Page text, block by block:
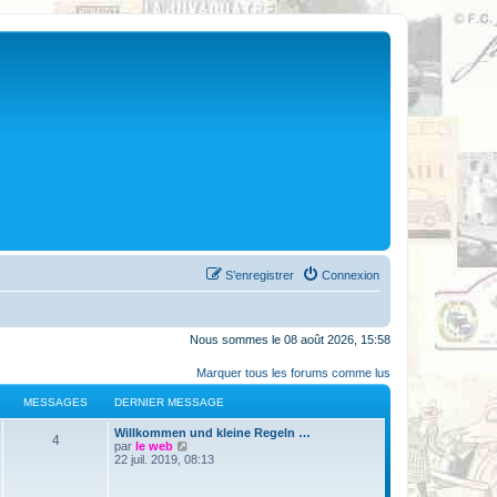
Connexion
S’enregistrer
Nous sommes le 08 août 2026, 15:58
Marquer tous les forums comme lus
MESSAGES DERNIER MESSAGE
4
Willkommen und kleine Regeln …
par le web
o
22 juil. 2019, 08:13